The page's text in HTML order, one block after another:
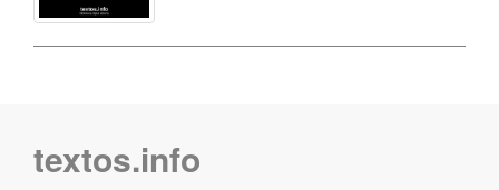
textos.info